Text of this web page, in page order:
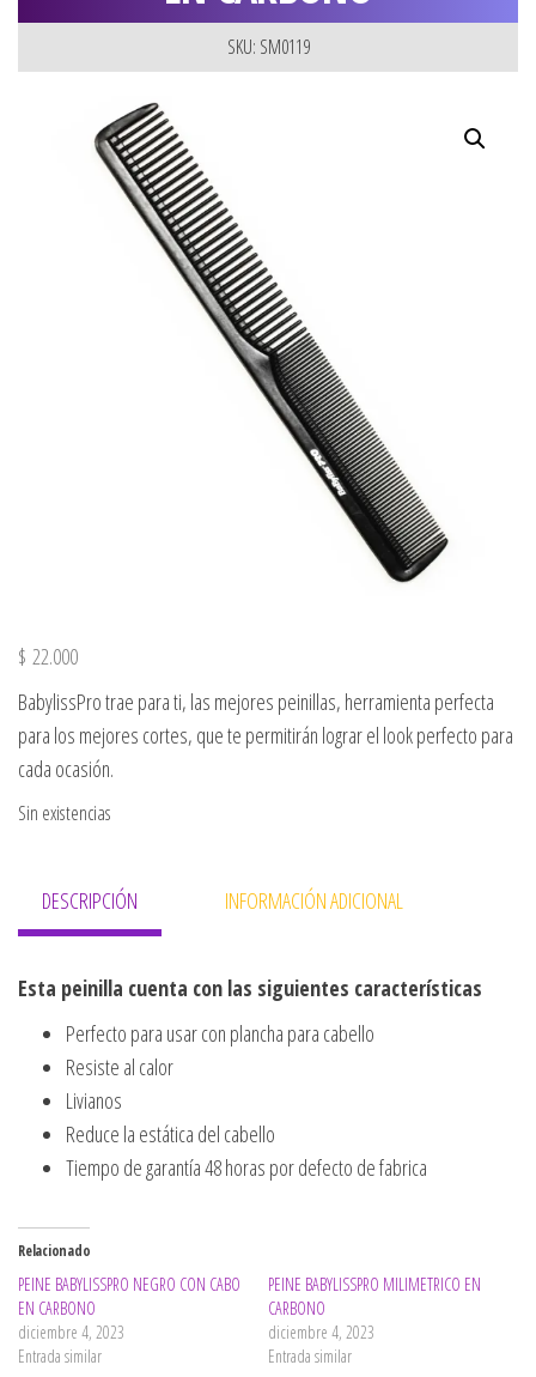
SKU: SM0119
$ 22.000
BabylissPro trae para ti, las mejores peinillas, herramienta perfecta
para los mejores cortes, que te permitirán lograr el look perfecto para
cada ocasión.
Sin existencias
DESCRIPCIÓN INFORMACIÓN ADICIONAL
Esta peinilla cuenta con las siguientes características
Perfecto para usar con plancha para cabello
Resiste al calor
Livianos
Reduce la estática del cabello
Tiempo de garantía 48 horas por defecto de fabrica
Relacionado
PEINE BABYLISSPRO NEGRO CON CABO
EN CARBONO
diciembre 4, 2023
Entrada similar
PEINE BABYLISSPRO MILIMETRICO EN
CARBONO
diciembre 4, 2023
Entrada similar